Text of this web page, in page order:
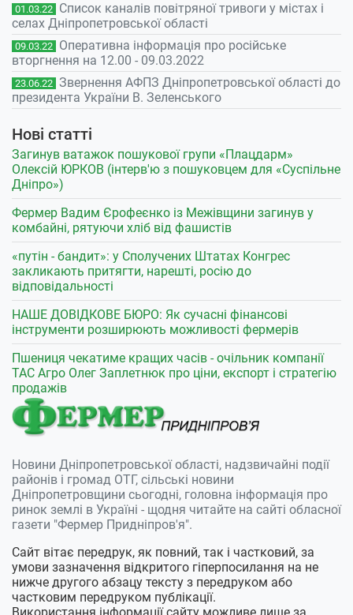
01.03.22 Список каналів повітряної тривоги у містах і
селах Дніпропетровської області
09.03.22 Оперативна інформація про російське
вторгнення на 12.00 - 09.03.2022
23.06.22 Звернення АФПЗ Дніпропетровської області до
президента України В. Зеленського
Нові статті
Загинув ватажок пошукової групи «Плацдарм»
Олексій ЮРКОВ (інтерв'ю з пошуковцем для «Суспільне
Дніпро»)
Фермер Вадим Єрофеєнко із Межівщини загинув у
комбайні, рятуючи хліб від фашистів
«путін - бандит»: у Сполучених Штатах Конгрес
закликають притягти, нарешті, росію до
відповідальності
НАШЕ ДОВІДКОВЕ БЮРО: Як сучасні фінансові
інструменти розширюють можливості фермерів
Пшениця чекатиме кращих часів - очільник компанії
ТАС Агро Олег Заплетнюк про ціни, експорт і стратегію
продажів
Новини Дніпропетровської області, надзвичайні події
районів і громад ОТГ, сільські новини
Дніпропетровщини сьогодні, головна інформація про
ринок землі в Україні - щодня читайте на сайті обласної
газети "Фермер Придніпров'я".
Сайт вітає передрук, як повний, так і частковий, за
умови зазначення відкритого гіперпосилання на не
нижче другого абзацу тексту з передруком або
частковим передруком публікації.
Використання інформації сайту можливе лише за